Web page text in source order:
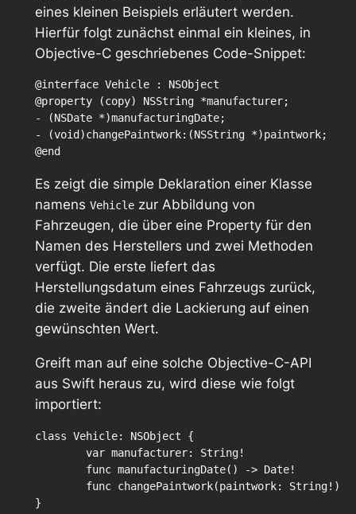
eines kleinen Beispiels erläutert werden.
Hierfür folgt zunächst einmal ein kleines, in
Objective-C geschriebenes Code-Snippet:
@interface Vehicle : NSObject
@property (copy) NSString *manufacturer;
- (NSDate *)manufacturingDate;
- (void)changePaintwork:(NSString *)paintwork;
Es zeigt die simple Deklaration einer Klasse
namens Vehiclezur Abbildung von
Fahrzeugen, die über eine Property für den
Namen des Herstellers und zwei Methoden
verfügt. Die erste liefert das
Herstellungsdatum eines Fahrzeugs zurück,
die zweite ändert die Lackierung auf einen
gewünschten Wert.
Greift man auf eine solche Objective-C-API
aus Swift heraus zu, wird diese wie folgt
importiert:
class Vehicle: NSObject {